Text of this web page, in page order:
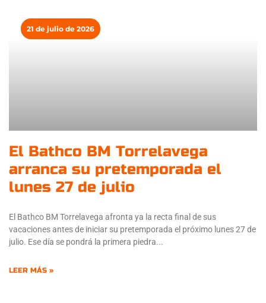
El Bathco BM Torrelavega
arranca su pretemporada el
lunes 27 de julio
El Bathco BM Torrelavega afronta ya la recta final de sus
vacaciones antes de iniciar su pretemporada el próximo lunes 27 de
julio. Ese día se pondrá la primera piedra
LEER MÁS »
21 de julio de 2026